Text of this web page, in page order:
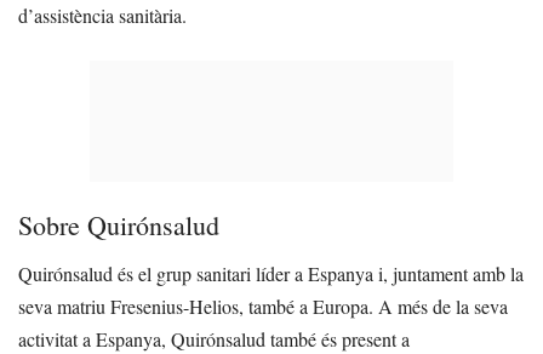
d’assistència sanitària.
Sobre Quirónsalud
Quirónsalud és el grup sanitari líder a Espanya i, juntament amb la
seva matriu Fresenius-Helios, també a Europa. A més de la seva
activitat a Espanya, Quirónsalud també és present a